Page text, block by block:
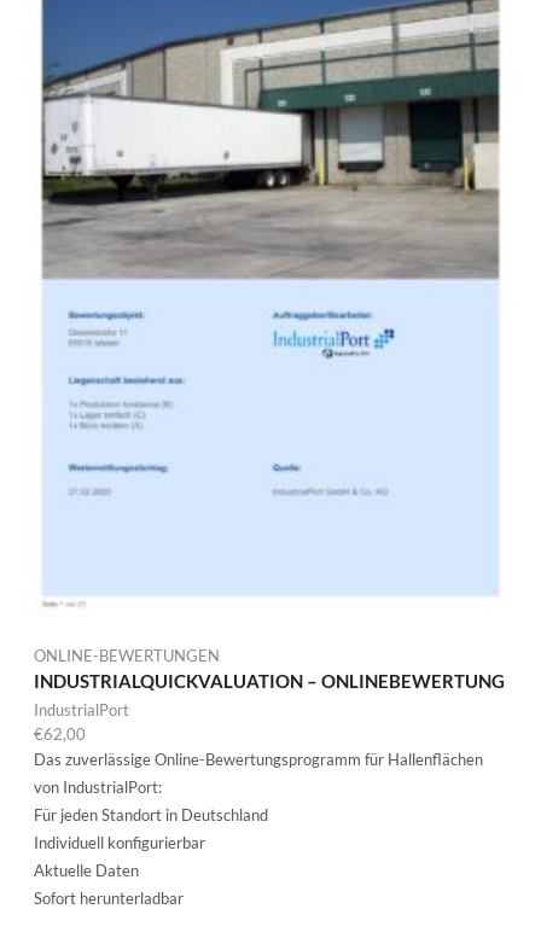
ONLINE-BEWERTUNGEN
INDUSTRIALQUICKVALUATION – ONLINEBEWERTUNG
IndustrialPort
€62,00
Das zuverlässige Online-Bewertungsprogramm für Hallenflächen
von IndustrialPort:
Für jeden Standort in Deutschland
Individuell konfigurierbar
Aktuelle Daten
Sofort herunterladbar